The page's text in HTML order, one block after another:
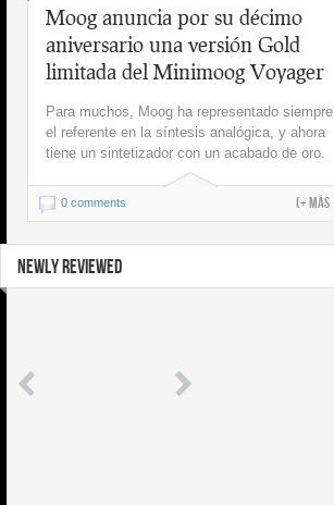
Moog anuncia por su décimo
aniversario una versión Gold
limitada del Minimoog Voyager
Para muchos, Moog ha representado siempre
el referente en la síntesis analógica, y ahora
tiene un sintetizador con un acabado de oro.
0 comments (+ más
NEWLY REVIEWED